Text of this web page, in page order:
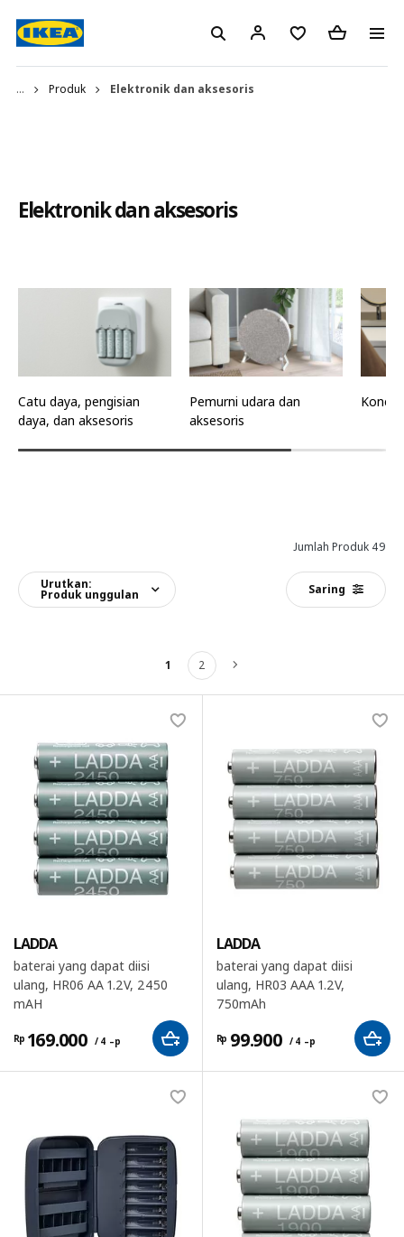
... Produk Elektronik dan aksesoris
Elektronik dan aksesoris
Catu daya, pengisian
daya, dan aksesoris
Pemurni udara dan
aksesoris
Jumlah Produk 49
Urutkan:
Produk unggulan Saring
1 2 Berikutnya
LADDA
baterai yang dapat diisi
ulang, HR06 AA 1.2V, 2450
mAH
Rp 169.000 / 4 –p
LADDA
baterai yang dapat diisi
ulang, HR03 AAA 1.2V,
750mAh
Rp 99.900 / 4 –p